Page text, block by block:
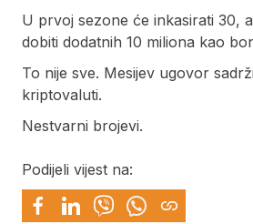
U prvoj sezone će inkasirati 30,
dobiti dodatnih 10 miliona kao
To nije sve. Mesijev ugovor
kriptovaluti.
Nestvarni brojevi.
Podijeli vijest na: